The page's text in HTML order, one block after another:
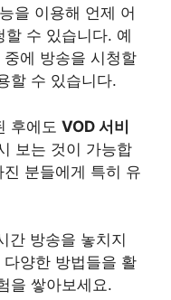
을 이용해 언제 어
수 있습니다. 예
에 방송을 시청할
할 수 있습니다.
후에도 VOD 서비
보는 것이 가능합
분들에게 특히 유
간 방송을 놓치지
양한 방법들을 활
을 쌓아보세요.